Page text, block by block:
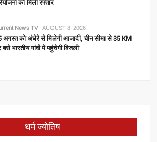
को मिली रफ्तार
News TV AUGUST 8, 2026
अगस्त को अंधेरे से मिलेगी आजादी, चीन सीमा से 35 KM
बसे भारतीय गांवों में पहुंचेगी बिजली
धर्म ज्योतिष